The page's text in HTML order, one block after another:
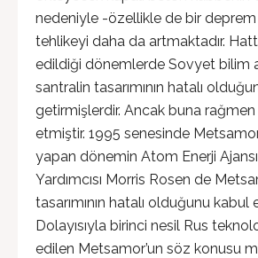
nedeniyle -özellikle de bir
tehlikeyi daha da artmaktadır.
edildiği dönemlerde Sovyet bilim
santralin tasarımının hatalı
getirmişlerdir. Ancak buna
etmiştir. 1995 senesinde
yapan dönemin Atom Enerji
Yardımcısı Morris Rosen de
tasarımının hatalı olduğunu kabul
Dolayısıyla birinci nesil Rus
edilen Metsamor’un söz konusu